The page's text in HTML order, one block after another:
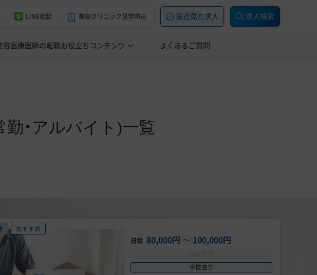
LINE相談 美容クリニック見学申込 最近見た求人 求人検索
ージェント紹介
容医療医師の転職お役立ちコンテンツ
ックインタビュー 美容医療の転職お役立ち記事 美容医療辞典
よくあるご質問
・アルバイト)一覧
おすすめ
日給 80,000円 〜 100,000円
手技あり